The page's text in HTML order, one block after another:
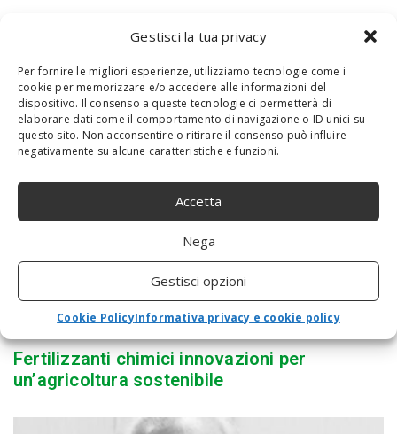
Gestisci la tua privacy
Per fornire le migliori esperienze, utilizziamo tecnologie come i
cookie per memorizzare e/o accedere alle informazioni del
dispositivo. Il consenso a queste tecnologie ci permetterà di
elaborare dati come il comportamento di navigazione o ID unici su
questo sito. Non acconsentire o ritirare il consenso può influire
negativamente su alcune caratteristiche e funzioni.
Accetta
Nega
Gestisci opzioni
Cookie PolicyInformativa privacy e cookie policy
RELATED NEWS
Fertilizzanti chimici innovazioni per
un’agricoltura sostenibile